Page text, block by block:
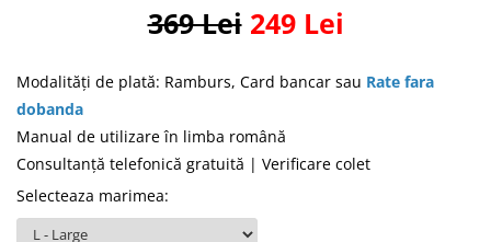
369 Lei 249 Lei
Modalităţi de plată: Ramburs, Card bancar sau Rate fara
dobanda
Manual de utilizare în limba română
Consultanţă telefonică gratuită | Verificare colet
Selecteaza marimea: